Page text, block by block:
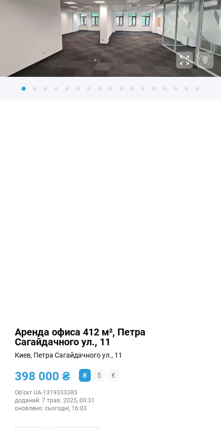
Аренда офиса 412 м², Петра
Сагайдачного ул., 11
Киев, Петра Сагайдачного ул., 11
398 000 ₴ ₴ $ €
Об'єкт UA-1319333385
доданий: 7 трав. 2025, 00:31
оновлено: сьогодні, 16:03